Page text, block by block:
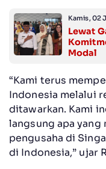
Kamis, 02
Lewat
Modal
“Kami terus
Indonesia melalui
ditawarkan. Kami
langsung apa yang
pengusaha di
di Indonesia,” ujar